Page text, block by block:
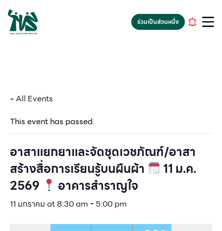
gv-5iuoxpem74qfjw.dv.googlehosted.com
ร่วมเป็นส่วนหนึ่ง
« All Events
This event has passed.
อาสาแยกยาและจัดชุดเวชภัณฑ์/อาสา
สร้างสื่อการเรียนรู้บนผืนผ้า
11 ม.ค.
2569
อาคารสำราญใจ
11 มกราคม at 8:30 am - 5:00 pm